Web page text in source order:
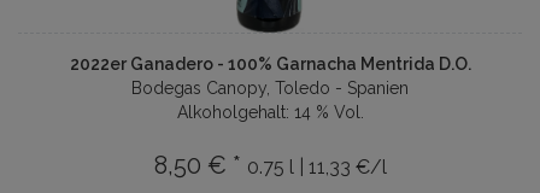
2022er Ganadero - 100% Garnacha Mentrida D.O.
Bodegas Canopy, Toledo - Spanien
Alkoholgehalt: 14 % Vol.
8,50 € * 0.75 l | 11,33 €/l